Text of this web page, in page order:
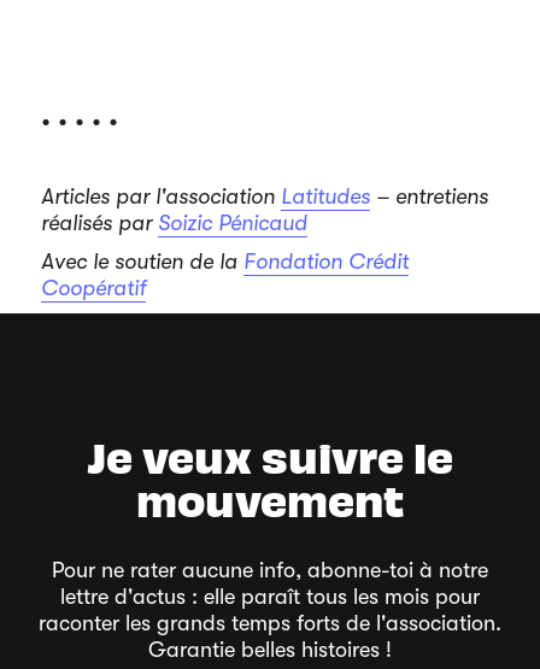
. . . . .
Articles par l'association Latitudes– entretiens
réalisés par Soizic Pénicaud
Avec le soutien de la Fondation Crédit
Coopératif
Je veux suivre le
mouvement
Pour ne rater aucune info, abonne-toi à notre
lettre d'actus : elle paraît tous les mois pour
raconter les grands temps forts de l'association.
Garantie belles histoires !